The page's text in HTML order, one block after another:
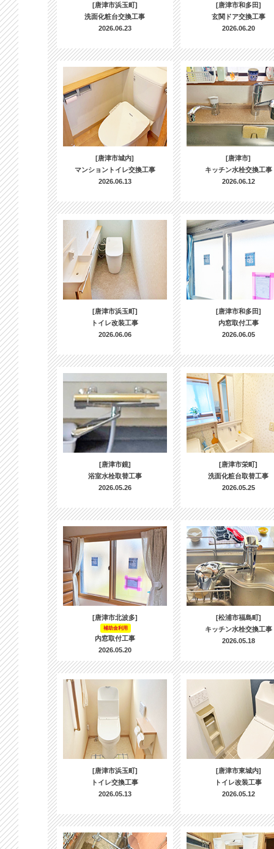
[唐津市浜玉町]
洗面化粧台交換工事
2026.06.23
[唐津市和多田]
玄関ドア交換工事
2026.06.20
[唐津市城内]
マンショントイレ交換工事
2026.06.13
[唐津市]
キッチン水栓交換工事
2026.06.12
[唐津市浜玉町]
トイレ改装工事
2026.06.06
[唐津市和多田]
内窓取付工事
2026.06.05
[唐津市鏡]
浴室水栓取替工事
2026.05.26
[唐津市栄町]
洗面化粧台取替工事
2026.05.25
[唐津市北波多]
補助金利用
内窓取付工事
2026.05.20
[松浦市福島町]
キッチン水栓交換工事
2026.05.18
[唐津市浜玉町]
トイレ交換工事
2026.05.13
[唐津市東城内]
トイレ改装工事
2026.05.12